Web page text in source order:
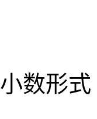
小数形式